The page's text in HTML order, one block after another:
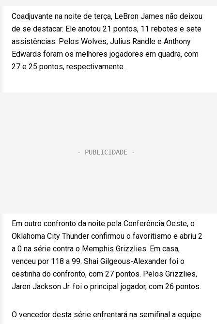
Coadjuvante na noite de terça, LeBron James não deixou
de se destacar. Ele anotou 21 pontos, 11 rebotes e sete
assistências. Pelos Wolves, Julius Randle e Anthony
Edwards foram os melhores jogadores em quadra, com
27 e 25 pontos, respectivamente.
Em outro confronto da noite pela Conferência Oeste, o
Oklahoma City Thunder confirmou o favoritismo e abriu 2
a 0 na série contra o Memphis Grizzlies. Em casa,
venceu por 118 a 99. Shai Gilgeous-Alexander foi o
cestinha do confronto, com 27 pontos. Pelos Grizzlies,
Jaren Jackson Jr. foi o principal jogador, com 26 pontos.
O vencedor desta série enfrentará na semifinal a equipe